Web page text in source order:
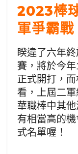
2023棒
軍爭霸戰
睽違了六年
賽，將於今
正式開打，
看，上屆二
華職棒中其
有相當高的
式名單喔！